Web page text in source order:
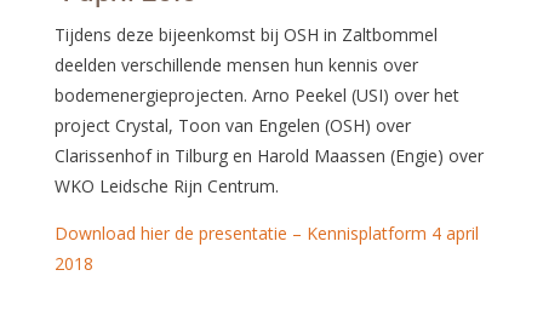
Tijdens deze bijeenkomst bij OSH in Zaltbommel
deelden verschillende mensen hun kennis over
bodemenergieprojecten. Arno Peekel (USI) over het
project Crystal, Toon van Engelen (OSH) over
Clarissenhof in Tilburg en Harold Maassen (Engie) over
WKO Leidsche Rijn Centrum.
Download hier de presentatie – Kennisplatform 4 april
2018